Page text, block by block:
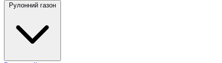
Рулонний газон